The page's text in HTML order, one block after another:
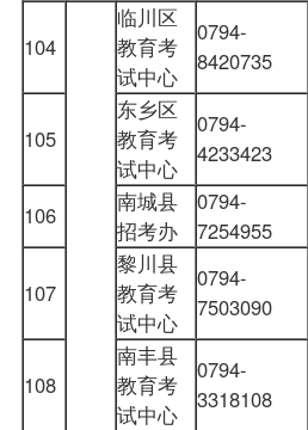
104
临川区
教育考
试中心
0794-
8420735
105
东乡区
教育考
试中心
0794-
4233423
106
南城县
招考办
0794-
7254955
107
黎川县
教育考
试中心
0794-
7503090
108
南丰县
教育考
试中心
0794-
3318108